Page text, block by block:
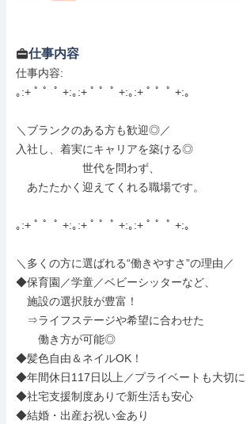
仕事内容
仕事内容:
｡:+ ﾟ ゜ﾟ +:｡:+ ﾟ ゜ﾟ +:｡:+ ﾟ ゜ﾟ +:｡
＼ブランクのある方も歓迎◎／
入社し、着実にキャリアを築ける◎
世代を問わず、
あたたかく迎えてくれる職場です。
｡:+ ﾟ ゜ﾟ +:｡:+ ﾟ ゜ﾟ +:｡:+ ﾟ ゜ﾟ +:｡
＼多くの方に選ばれる“働きやすさ”の理由／
◆保育園／学童／ベビーシッターなど、
施設の選択肢が豊富！
⇒ライフステージや希望に合わせた
働き方が可能◎
◆髪色自由＆ネイルOK！
◆年間休日117日以上／プライベートも大切に
◆社宅支援制度ありで新生活も安心
◆結婚・出産お祝い金あり